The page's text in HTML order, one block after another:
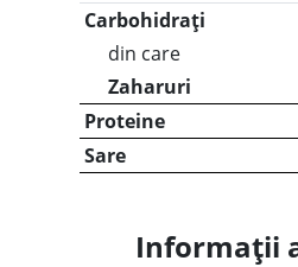
Carbohidrați
din care
Zaharuri
Proteine
Sare
Informații